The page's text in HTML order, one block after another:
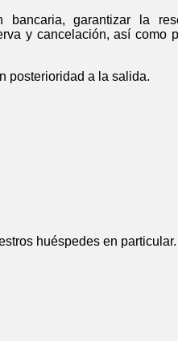
garantizar la
y cancelación, así como
posterioridad a la salida.
huéspedes en particular.